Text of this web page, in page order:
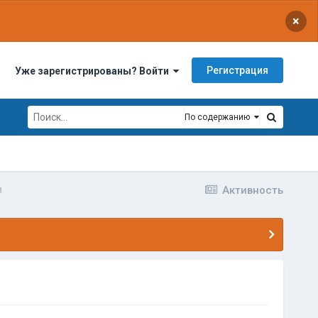
×
Уже зарегистрированы? Войти Регистрация
По содержанию
Активность